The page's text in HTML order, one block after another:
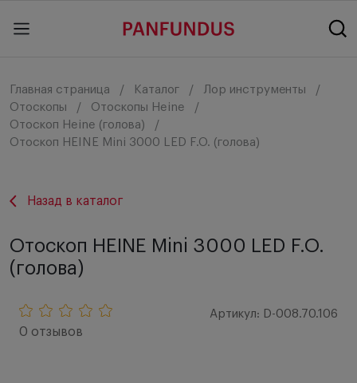
Главная страница Каталог
Лор инструменты
Отоскопы
Отоскопы Heine
Отоскоп Heine (голова)
Отоскоп HEINE Mini 3000 LED F.O. (голова)
Назад в каталог
Отоскоп HEINE Mini 3000 LED F.O.
(голова)
0 отзывов
Артикул: D-008.70.106